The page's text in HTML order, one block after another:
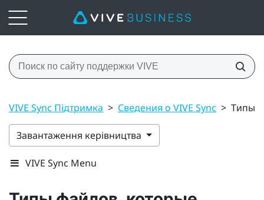
VIVE Sync Підтримка > Сведения о VIVE Sync > Типы
Завантаження керівництва
VIVE Sync Menu